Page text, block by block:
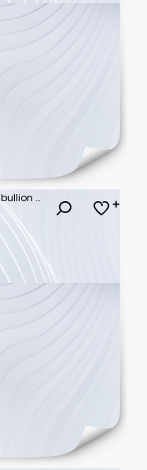
Simple clean flat vector line icon of a bullion gold bar, useful for investment planning, savings products, and premium finance design.